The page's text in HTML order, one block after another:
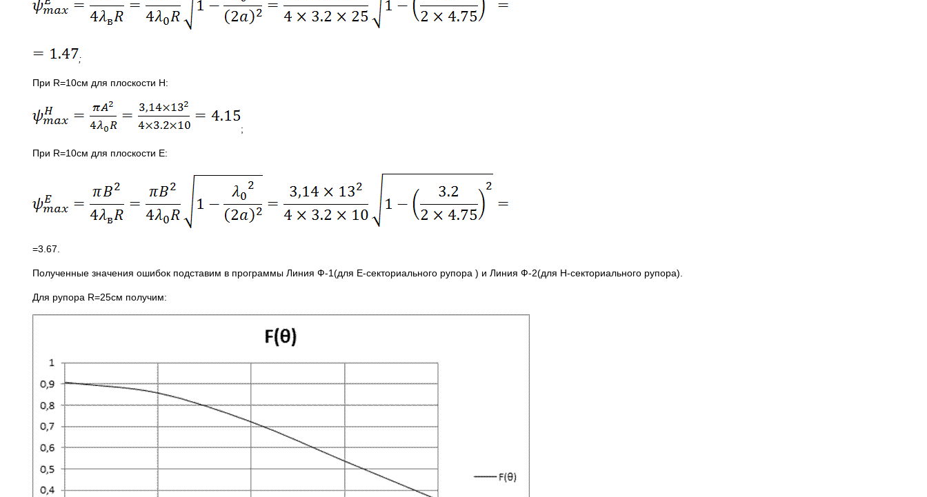
;
При R=10см для плоскости Н:
;
При R=10см для плоскости Е:
=3.67.
Полученные значения ошибок подставим в программы Линия Ф-1(для Е-секториального рупора ) и Линия Ф-2(для Н-секториального рупора).
Для рупора R=25см получим: